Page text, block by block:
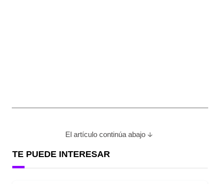
El artículo continúa abajo
TE PUEDE INTERESAR